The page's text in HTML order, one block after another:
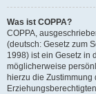
Was ist COPPA?
COPPA,
(deutsch: Gesetz zum
1998) ist ein Gesetz in
möglicherweise
hierzu die